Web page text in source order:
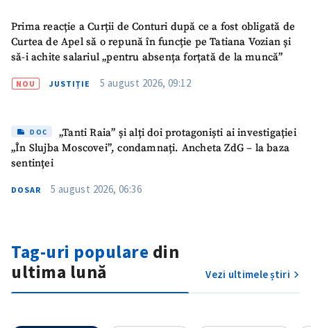
in English
Prima reacție a Curții de Conturi după ce a fost obligată de
Curtea de Apel să o repună în funcție pe Tatiana Vozian și
să-i achite salariul „pentru absența forțată de la muncă”
NOU JUSTIȚIE 5 august 2026, 09:12
DOC
„Tanti Raia” și alți doi protagoniști ai investigației
„În Slujba Moscovei”, condamnați. Ancheta ZdG – la baza
sentinței
DOSAR 5 august 2026, 06:36
Tag-uri populare din
ultima lună
Vezi ultimele știri